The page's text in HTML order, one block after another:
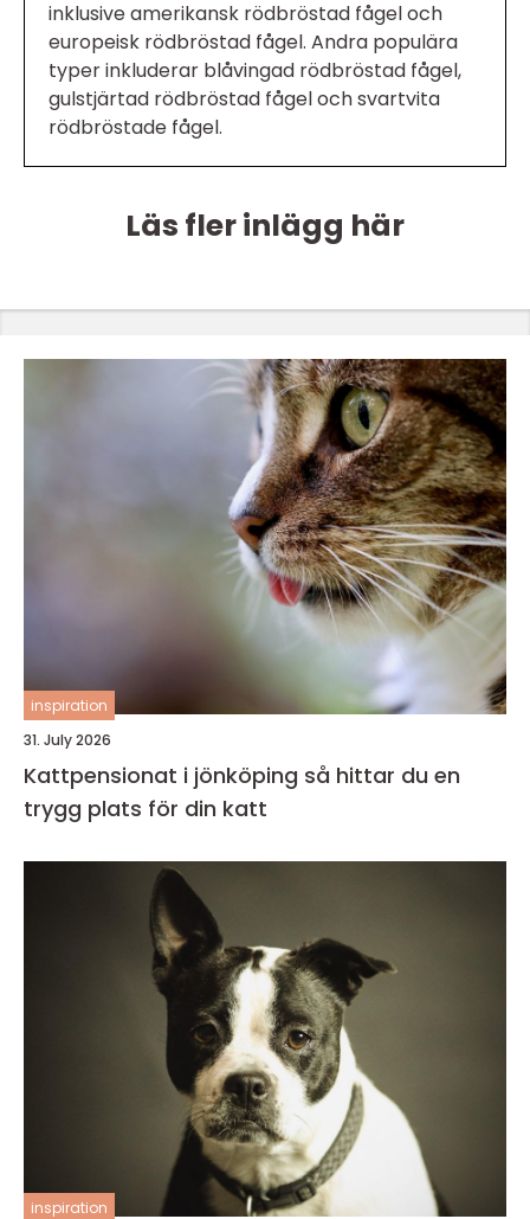
inklusive amerikansk rödbröstad fågel och
europeisk rödbröstad fågel. Andra populära
typer inkluderar blåvingad rödbröstad fågel,
gulstjärtad rödbröstad fågel och svartvita
rödbröstade fågel.
Läs fler inlägg här
inspiration
31. July 2026
Kattpensionat i jönköping så hittar du en
trygg plats för din katt
inspiration